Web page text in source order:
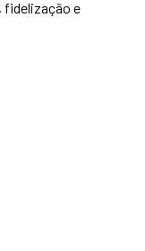
fidelização e